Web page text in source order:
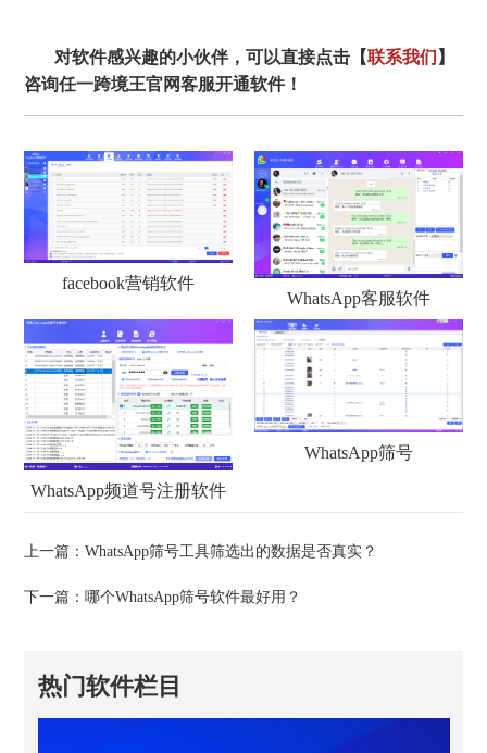
对软件感兴趣的小伙伴，可以直接点击【联系我们 】
咨询任一跨境王官网客服开通软件！
facebook营销软件
WhatsApp客服软件
WhatsApp频道号注册软件
WhatsApp筛号
上一篇：WhatsApp筛号工具筛选出的数据是否真实？
下一篇： 哪个WhatsApp筛号软件最好用？
热门软件栏目